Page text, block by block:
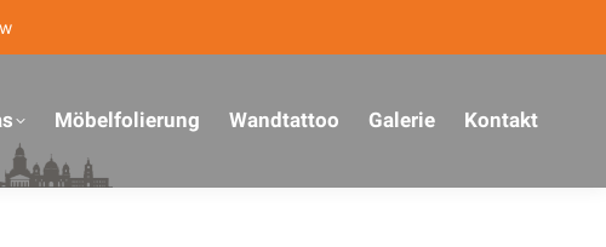
Möbelfolierung Wandtattoo Galerie Kontakt